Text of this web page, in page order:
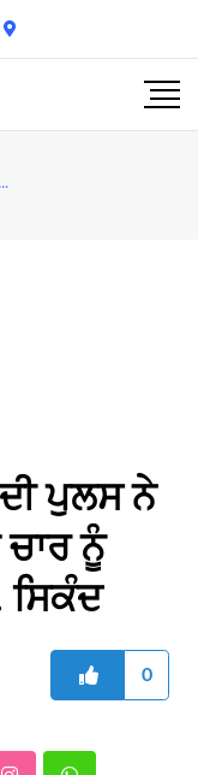
ਚਾਰ ਨੂੰ ਕੀਤਾ ਗਿ੍ਰਫਤਾਰ : ਇੰਸ. ਸਿਕੰਦ
ਪੁਲਸ ਨੇ
ਨੂੰ
ਸਿਕੰਦ
0